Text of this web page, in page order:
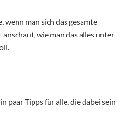
wenn man sich das gesamte
anschaut, wie man das alles unter
paar Tipps für alle, die dabei sein